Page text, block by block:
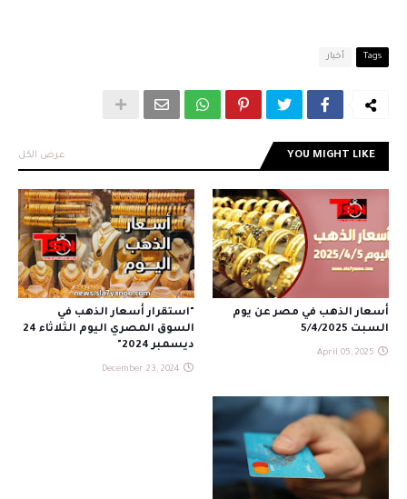
Tags أخبار
YOU MIGHT LIKE عرض الكل
أسعار الذهب في مصر عن يوم
السبت 5/4/2025
April 05, 2025
"استقرار أسعار الذهب في
السوق المصري اليوم الثلاثاء 24
ديسمبر 2024"
December 23, 2024